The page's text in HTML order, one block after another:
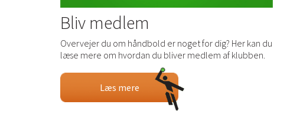
Bliv medlem
Overvejer du om håndbold er noget for dig? Her kan du
læse mere om hvordan du bliver medlem af klubben.
Læs mere